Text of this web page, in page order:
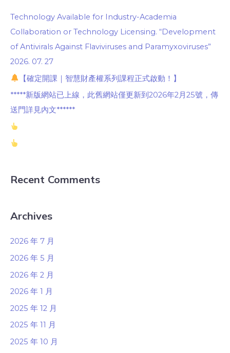
Technology Available for Industry-Academia
Collaboration or Technology Licensing. “Development
of Antivirals Against Flaviviruses and Paramyxoviruses”
2026. 07. 27
【確定開課｜智慧財產權系列課程正式啟動！】
*****新版網站已上線，此舊網站僅更新到2026年2月25號，傳
送門詳見內文******
Recent Comments
Archives
2026 年 7 月
2026 年 5 月
2026 年 2 月
2026 年 1 月
2025 年 12 月
2025 年 11 月
2025 年 10 月